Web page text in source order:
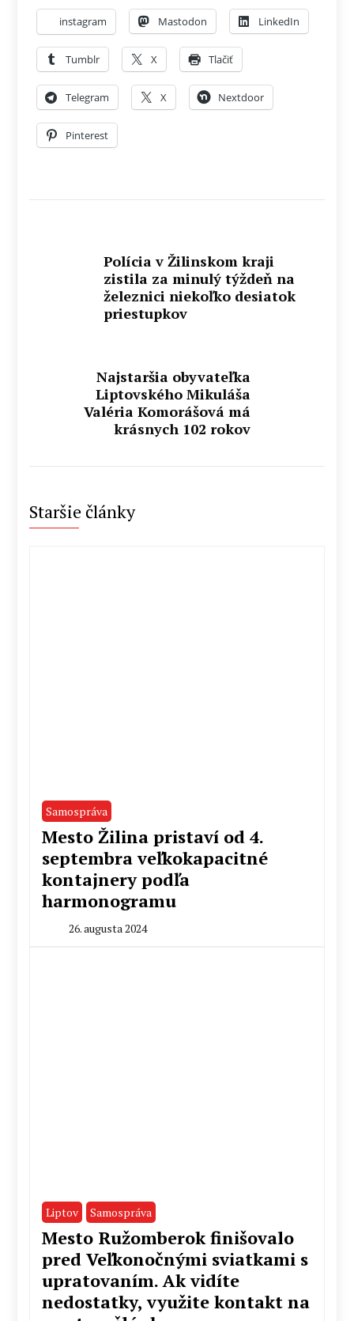
instagram Mastodon LinkedIn
Tumblr X Tlačiť
Telegram X Nextdoor
Pinterest
Polícia v Žilinskom kraji
zistila za minulý týždeň na
železnici niekoľko desiatok
priestupkov
Najstaršia obyvateľka
Liptovského Mikuláša
Valéria Komorášová má
krásnych 102 rokov
Staršie články
Samospráva
Mesto Žilina pristaví od 4.
septembra veľkokapacitné
kontajnery podľa
harmonogramu
26. augusta 2024
Liptov Samospráva
Mesto Ružomberok finišovalo
pred Veľkonočnými sviatkami s
upratovaním. Ak vidíte
nedostatky, využite kontakt na